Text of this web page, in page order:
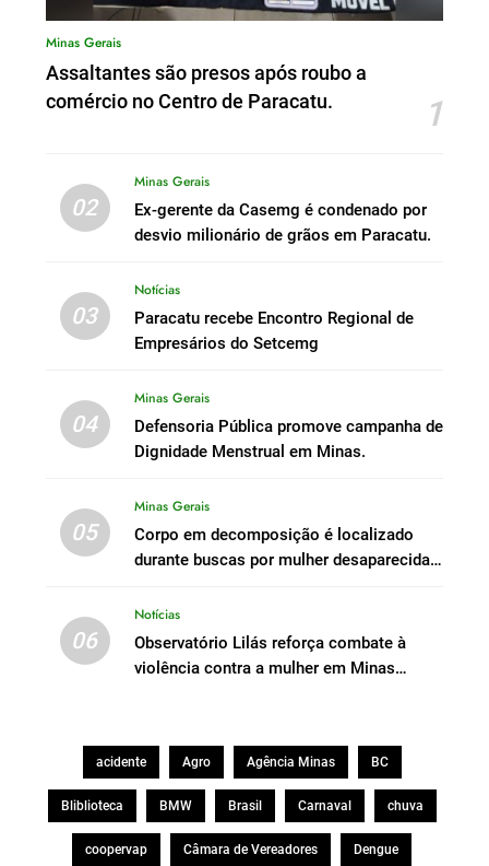
Minas Gerais
Assaltantes são presos após roubo a
comércio no Centro de Paracatu.
1
02
Minas Gerais
Ex-gerente da Casemg é condenado por
desvio milionário de grãos em Paracatu.
03
Notícias
Paracatu recebe Encontro Regional de
Empresários do Setcemg
04
Minas Gerais
Defensoria Pública promove campanha de
Dignidade Menstrual em Minas.
05
Minas Gerais
Corpo em decomposição é localizado
durante buscas por mulher desaparecida
06
Notícias
Observatório Lilás reforça combate à
violência contra a mulher em Minas
acidente Agro Agência Minas BC
Bliblioteca BMW Brasil Carnaval chuva
coopervap Câmara de Vereadores Dengue